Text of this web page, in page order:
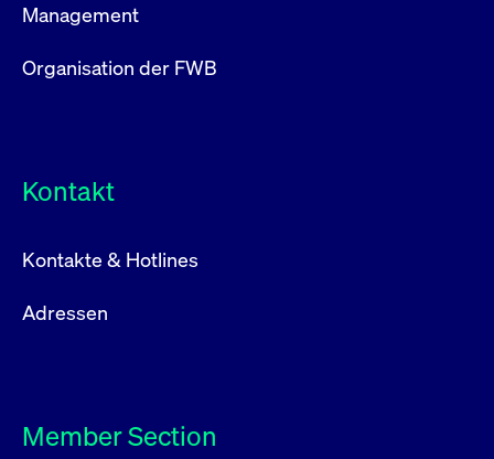
Management
Organisation der FWB
Kontakt
Kontakte & Hotlines
Adressen
Member Section